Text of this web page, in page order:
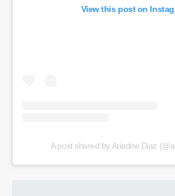
View this post on
A post shared by Ariadne Diaz